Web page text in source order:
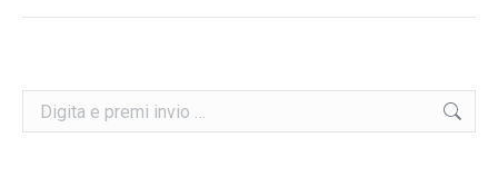
Search: